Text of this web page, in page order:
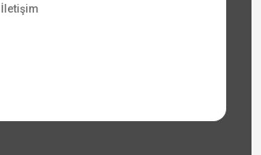
İletişim